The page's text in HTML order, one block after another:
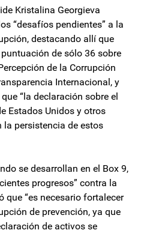
Kristalina Georgieva
“desafíos pendientes” a la
destacando allí que
de sólo 36 sobre
de la Corrupción
Internacional, y
“la declaración sobre el
Estados Unidos y otros
la persistencia de estos
se desarrollan en el Box 9,
progresos” contra la
que “es necesario fortalecer
de prevención, ya que
de activos se